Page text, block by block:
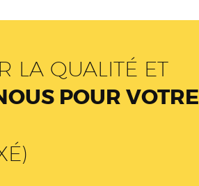
LA QUALITÉ ET
POUR VOTRE